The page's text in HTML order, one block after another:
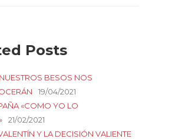
Posts
BESOS NOS
19/04/2021
«COMO YO LO
21/02/2021
Y LA DECISIÓN VALIENTE